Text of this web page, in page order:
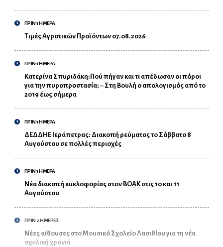
ΠΡΙΝ 1 ΗΜΕΡΑ
Τιμές Αγροτικών Προϊόντων 07.08.2026
ΠΡΙΝ 1 ΗΜΕΡΑ
Κατερίνα Σπυριδάκη:Πού πήγαν και τι απέδωσαν οι πόροι
για την πυροπροστασία; – Στη Βουλή ο απολογισμός από το
2019 έως σήμερα
ΠΡΙΝ 1 ΗΜΕΡΑ
ΔΕΔΔΗΕ Ιεράπετρας: Διακοπή ρεύματος το Σάββατο 8
Αυγούστου σε πολλές περιοχές
ΠΡΙΝ 1 ΗΜΕΡΑ
Νέα διακοπή κυκλοφορίας στον ΒΟΑΚ στις 10 και 11
Αυγούστου
ΠΡΙΝ 2 ΗΜΕΡΕΣ
Νέες αίθουσες στο Μουσικό Σχολείο Λασιθίου για τη νέα
σχολική χρονιά